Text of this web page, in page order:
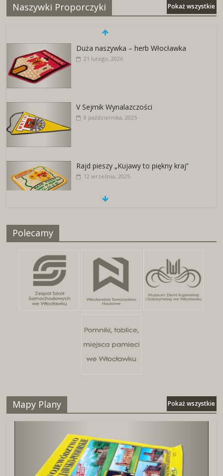
Naszywki Proporczyki Pokaż wszystkie
Duża naszywka – herb Włocławka
21 lutego, 2026
V Sejmik Wynalazczości
8 października, 2025
Rajd pieszy „Kujawy to piękny kraj”
12 września, 2025
Polecamy
Mapy Plany Pokaż wszystkie